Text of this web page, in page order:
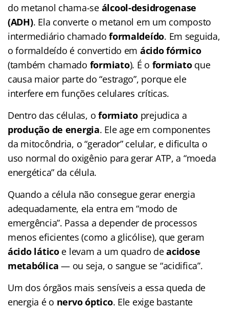
do metanol chama-se álcool-desidrogenase
(ADH). Ela converte o metanol em um composto
intermediário chamadoformaldeído. Em seguida,
o formaldeído é convertido em ácido fórmico
(também chamado formiato). É o formiatoque
causa maior parte do “estrago”, porque ele
interfere em funções celulares críticas.
Dentro das células, oformiatoprejudica a
produção de energia. Ele age em componentes
da mitocôndria, o “gerador” celular, e dificulta o
uso normal do oxigênio para gerar ATP, a “moeda
energética” da célula.
Quando a célula não consegue gerar energia
adequadamente, ela entra em “modo de
emergência”. Passa a depender de processos
menos eficientes (como a glicólise), que geram
ácido láticoe levam a um quadro deacidose
metabólica — ou seja, o sangue se “acidifica”.
Um dos órgãos mais sensíveis a essa queda de
energia é o nervo óptico. Ele exige bastante